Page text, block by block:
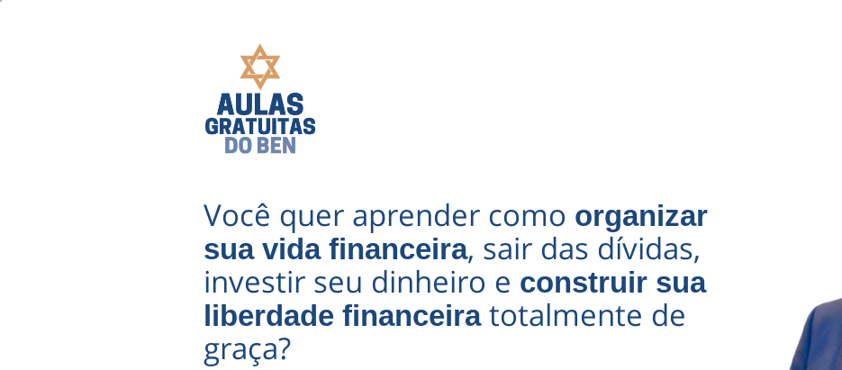
Você quer aprender como organizar
sua vida financeira, sair das dívidas,
investir seu dinheiro e construir sua
liberdade financeiratotalmente de
graça?